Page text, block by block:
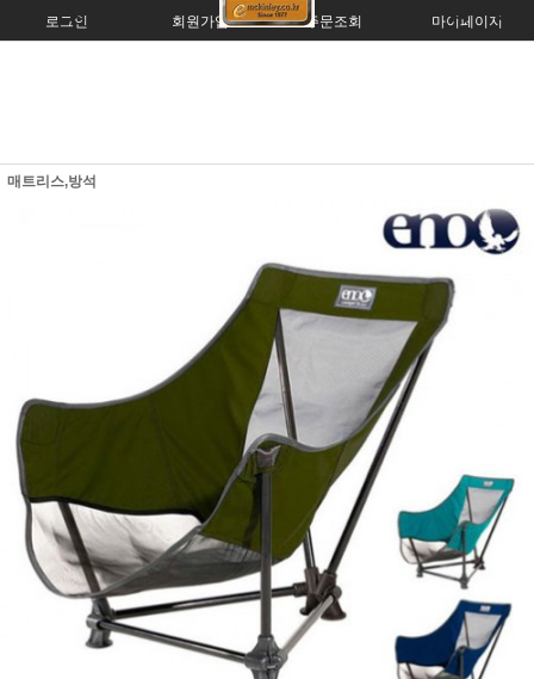
로그인 회원가입 주문조회 마이페이지
매트리스,방석